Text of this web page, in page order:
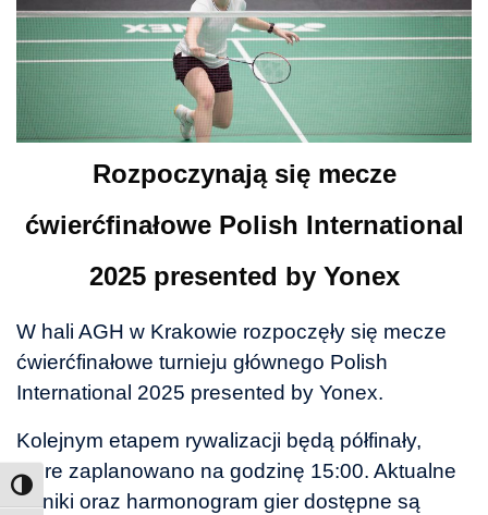
Rozpoczynają się mecze
ćwierćfinałowe Polish International
2025 presented by Yonex
W hali AGH w Krakowie rozpoczęły się mecze
ćwierćfinałowe turnieju głównego Polish
International 2025 presented by Yonex.
Kolejnym etapem rywalizacji będą półfinały,
które zaplanowano na godzinę 15:00. Aktualne
wyniki oraz harmonogram gier dostępne są